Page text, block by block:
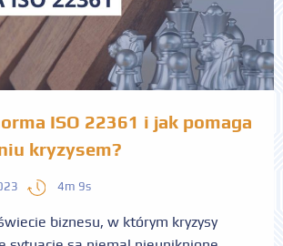
ISO 22361 i jak pomaga
kryzysem?
4m 9s
biznesu, w którym kryzysy